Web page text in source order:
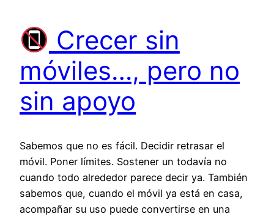
Crecer sin
móviles…, pero no
sin apoyo
Sabemos que no es fácil. Decidir retrasar el
móvil. Poner límites. Sostener un todavía no
cuando todo alrededor parece decir ya. También
sabemos que, cuando el móvil ya está en casa,
acompañar su uso puede convertirse en una